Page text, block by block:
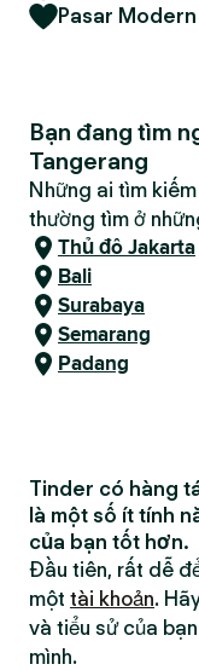
Pasar Modern
Bạn đang tìm
Tangerang
Những ai tìm
thường tìm ở
Thủ đô Jakarta
Bali
Surabaya
Semarang
Padang
Tinder có hàng
là một số ít tính
của bạn tốt hơn.
Đầu tiên, rất dễ
một tài khoản.
và tiểu sử của
mình.